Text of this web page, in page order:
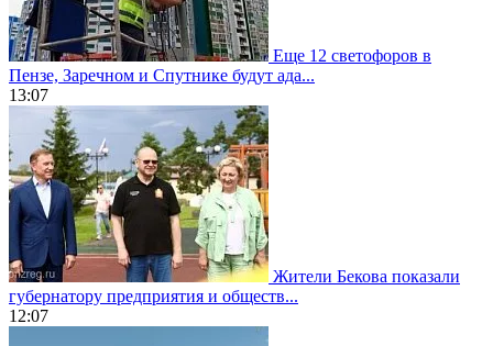
Еще 12 светофоров в
Пензе, Заречном и Спутнике будут ада...
13:07
Жители Бекова показали
губернатору предприятия и обществ...
12:07